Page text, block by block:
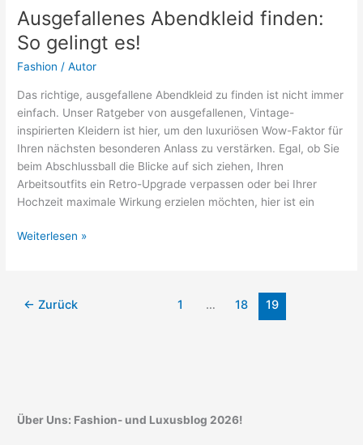
Tricks
und
das
richtige
Ausgefallenes Abendkleid finden:
So gelingt es!
Fashion /Autor
Das richtige, ausgefallene Abendkleid zu finden ist nicht immer
einfach. Unser Ratgeber von ausgefallenen, Vintage-
inspirierten Kleidern ist hier, um den luxuriösen Wow-Faktor für
Ihren nächsten besonderen Anlass zu verstärken. Egal, ob Sie
beim Abschlussball die Blicke auf sich ziehen, Ihren
Arbeitsoutfits ein Retro-Upgrade verpassen oder bei Ihrer
Hochzeit maximale Wirkung erzielen möchten, hier ist ein
Ausgefallenes
gelingt
Weiterlesen »
← Zurück 1 … 18 19
Über Uns: Fashion- und Luxusblog 2026!